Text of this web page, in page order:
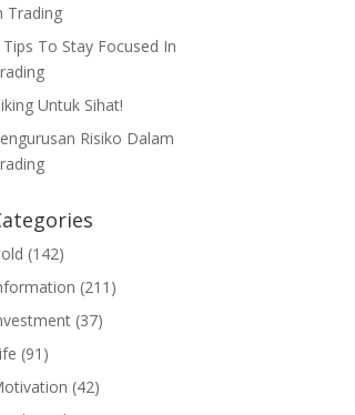
Trading
Tips To Stay Focused In
Untuk Sihat!
Risiko Dalam
(142)
(211)
(37)
(91)
(42)